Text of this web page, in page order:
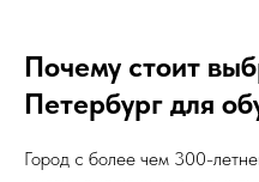
Почему стоит
Петербург для
Город с более чем 300-